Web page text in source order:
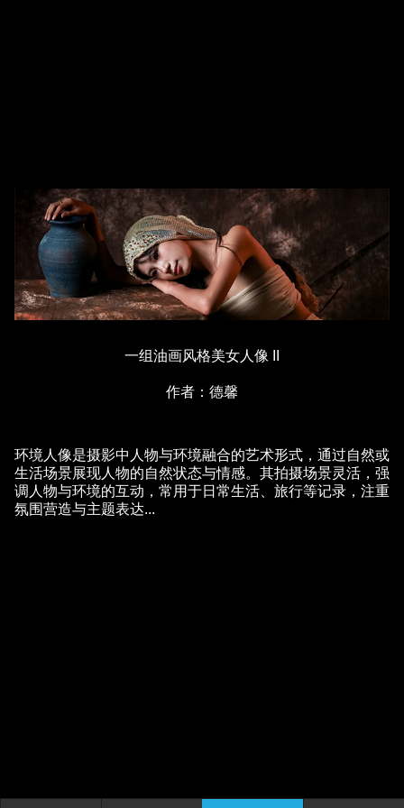
一组油画风格美女人像 II
作者：德馨
环境人像是摄影中人物与环境融合的艺术形式，通过自然或
生活场景展现人物的自然状态与情感。其拍摄场景灵活，强
调人物与环境的互动，常用于日常生活、旅行等记录，注重
氛围营造与主题表达...